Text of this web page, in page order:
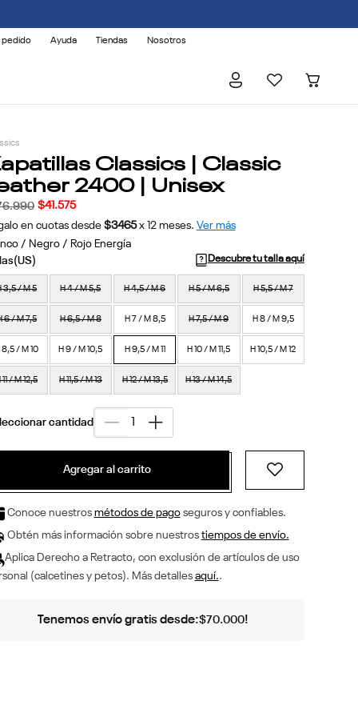
pedido Ayuda Tiendas Nosotros
Classics | Classic
2400 | Unisex
.990 $41 .575
en cuotas desde $3465 x 12meses. Ver más
/ Negro / Rojo Energía
Descubre tu talla aquí
3,5 / M 5 H 4 / M 5,5 H 4,5 / M 6 H 5 / M 6,5 H 5,5 / M 7
6 / M 7,5 H 6,5 / M 8 H 7 / M 8,5 H 7,5 / M 9 H 8 / M 9,5
8,5 / M 10 H 9 / M 10,5 H 9,5 / M 11 H 10 / M 11,5 H 10,5 / M 12
11 / M 12,5 H 11,5 / M 13 H 12 / M 13,5 H 13 / M 14,5
Agregar al carrito
Conoce nuestros métodos de pagoseguros y confiables.
Obtén más información sobre nuestros tiempos de envío.
Aplica Derecho a Retracto, con exclusión de artículos de uso
(calcetines y petos). Más detalles aquí..
Tenemos envío gratis desde:$70.000!